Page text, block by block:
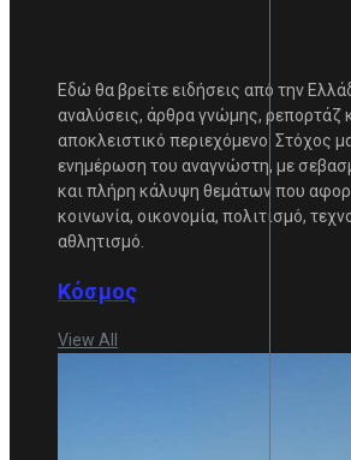
Εδώ θα βρείτε ειδήσεις από την
αναλύσεις, άρθρα γνώμης, ρεπορτάζ
αποκλειστικό περιεχόμενο. Στόχος
ενημέρωση του αναγνώστη, με
και πλήρη κάλυψη θεμάτων που
κοινωνία, οικονομία, πολιτισμό,
αθλητισμό.
Κόσμος
View All